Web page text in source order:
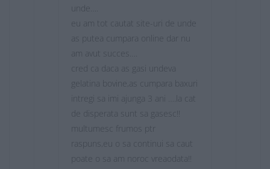
unde….
eu am tot cautat site-uri de unde
as putea cumpara online dar nu
am avut succes….
cred ca daca as gasi undeva
gelatina bovine,as cumpara baxuri
intregi sa imi ajunga 3 ani ….la cat
de disperata sunt sa gasesc!!
multumesc frumos ptr
raspuns,eu o sa continui sa caut
poate o sa am noroc vreaodata!!